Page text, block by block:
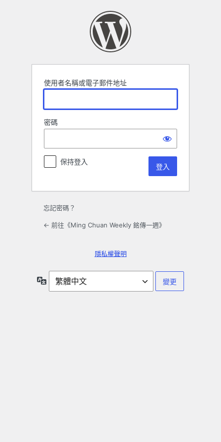
使用者名稱或電子郵件地址
密碼
保持登入
忘記密碼？
← 前往《Ming Chuan Weekly 銘傳一週》
隱私權聲明
言